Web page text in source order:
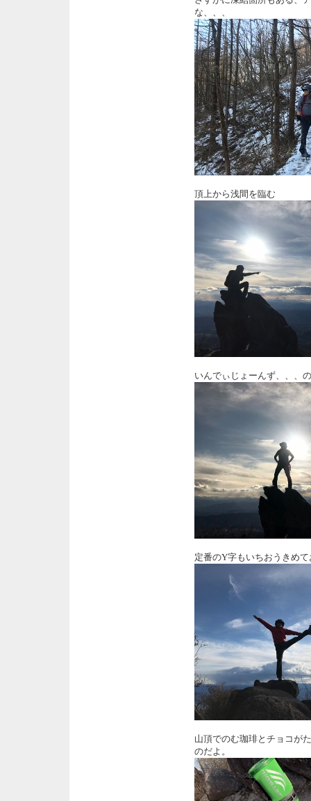
な、、、
頂上から浅間を臨む
いんでぃじょーんず、、、
定番のY字もいちおうきめ
山頂でのむ珈琲とチョコが
のだよ。